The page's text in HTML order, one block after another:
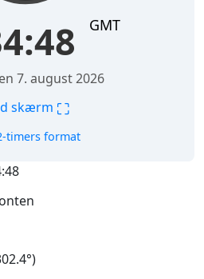
GMT
7. august 2026
skærm ⛶
timers format